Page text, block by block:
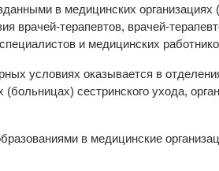
в медицинских организациях
врачей-терапевтов, врачей-
и медицинских
условиях оказывается в
сестринского ухода,
в медицинские